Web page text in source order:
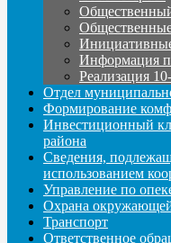
Информация
Реализация
Отдел
Формирование
Инвестиционный
района
Сведения,
использованием
Управление по
Охрана
Транспорт
Ответственное